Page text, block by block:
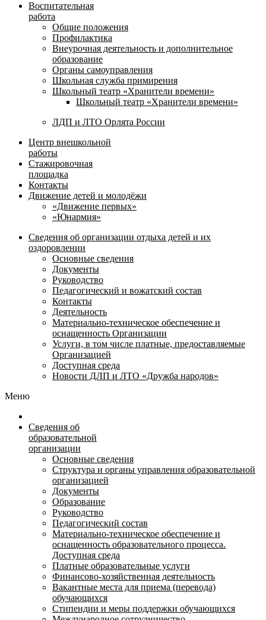
Воспитательная
работа
Общие положения
Профилактика
Внеурочная деятельность и дополнительное
образование
Органы самоуправления
Школьная служба примирения
Школьный театр «Хранители времени»
Школьный театр «Хранители времени»
ЛДП и ЛТО Орлята России
Центр внешкольной
работы
Стажировочная
площадка
Контакты
Движение детей и молодёжи
«Движение первых»
«Юнармия»
Сведения об организации отдыха детей и их
оздоровлении
Основные сведения
Документы
Руководство
Педагогический и вожатский состав
Контакты
Деятельность
Материально-техническое обеспечение и
оснащенность Организации
Услуги, в том числе платные, предоставляемые
Организацией
Доступная среда
Новости ДЛП и ЛТО «Дружба народов»
Меню
Сведения об
образовательной
организации
Основные сведения
Структура и органы управления образовательной
организацией
Документы
Образование
Руководство
Педагогический состав
Материально-техническое обеспечение и
оснащенность образовательного процесса.
Доступная среда
Платные образовательные услуги
Финансово-хозяйственная деятельность
Вакантные места для приема (перевода)
обучающихся
Стипендии и меры поддержки обучающихся